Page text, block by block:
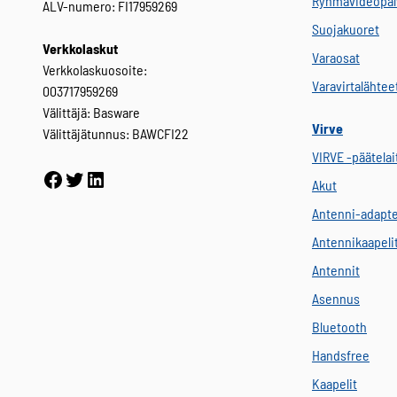
ALV-numero: FI17959269
Verkkolaskut
Verkkolaskuosoite:
003717959269
Välittäjä: Basware
Välittäjätunnus: BAWCFI22
Suojakuoret
Varaosat
Virve
VIRVE -
Akut
Antenni-
Antennit
Asennus
Bluetooth
Handsfree
Kaapelit